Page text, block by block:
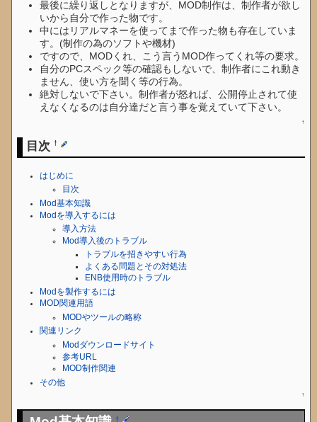
最後に繰り返しとなりますが、MOD制作は、制作者が欲し
いから自分で作った物です。
中にはリアルマネーを使ってまで作った物も存在していま
す。(制作の為のソフトや機材)
ですので、MODくれ、こう言うMOD作ってくれ等の要求。
自分のPCスペック等の確認もしないで、制作者にこれ動き
ません、使い方を聞く等の行為。
絶対しないで下さい。制作者が怒れば、公開停止されて使
えなくなるのは自分達だと言う事を覚えていて下さい。
↑
目次†
はじめに
目次
Mod基本知識
Modを導入するには
導入方法
Mod導入後のトラブル
トラブルを招きやすい行為
よくある問題とその対処法
ENB使用時のトラブル
Modを製作するには
MOD関連用語
MODやツールの略称
関連リンク
Modダウンロードサイト
参考URL
MOD制作関連
その他
↑
†